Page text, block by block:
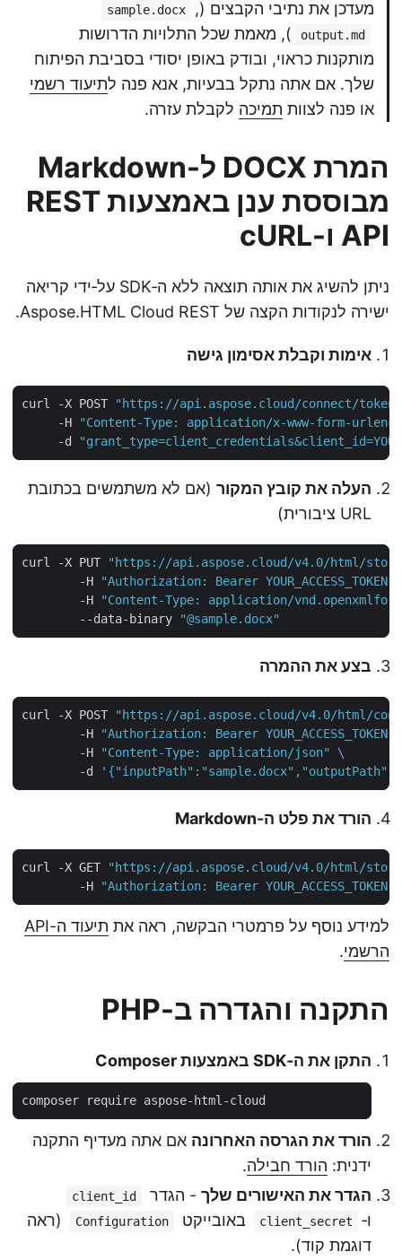
מעדכן את נתיבי הקבצים ( sample.docx
output.md
), מאמת שכל התלויות הדרושות
מותקנות כראוי, ובודק באופן יסודי בסביבת הפיתוח
שלך. אם אתה נתקל בבעיות, אנא פנה ל תיעוד רשמי
או פנה לצוותתמיכהלקבלת עזרה.
המרת DOCX ל-Markdown
מבוססת ענן באמצעות REST
API ו-cURL
ניתן להשיג את אותה תוצאה ללא ה‑SDK על‑ידי קריאה
ישירה לנקודות הקצה של Aspose.HTML Cloud REST.
אימות וקבלת אסימון גישה
curl -X POST "https://api.aspose.cloud/connect/
     -H
"Content-Type: application/x-www-form-
     -d
העלה את קובץ המקור(אם לא משתמשים בכתובת
URL ציבורית)
curl -X PUT "https://api.aspose.cloud/v4.0/html/
        -H
"Authorization: Bearer
        -H
"Content-Type: application/
        --data-binary
"@sample.docx"
בצע את ההמרה
curl -X POST "https://api.aspose.cloud/v4.0/html/
        -H
"Authorization: Bearer
        -H
"Content-Type: application/json"
        -d
הורד את פלט ה-Markdown
curl -X GET "https://api.aspose.cloud/v4.0/html/
        -H
"Authorization: Bearer
למידע נוסף על פרמטרי הבקשה, ראה את
תיעוד ה-API
הרשמי.
התקנה והגדרה ב-PHP
התקן את ה‑SDK באמצעות Composer
הורד את הגרסה האחרונהאם אתה מעדיף התקנה
ידנית:הורד חבילה.
הגדר את האישורים שלך- הגדר client_id
client_secret באובייקט Configuration
(ראה
דוגמת קוד).